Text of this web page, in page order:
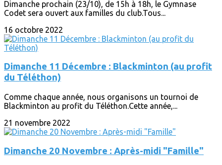
Dimanche prochain (23/10), de 15h à 18h, le Gymnase
Codet sera ouvert aux familles du club.Tous...
16 octobre 2022
Dimanche 11 Décembre : Blackminton (au profit
du Téléthon)
Comme chaque année, nous organisons un tournoi de
Blackminton au profit du Téléthon.Cette année,...
21 novembre 2022
Dimanche 20 Novembre : Après-midi "Famille"